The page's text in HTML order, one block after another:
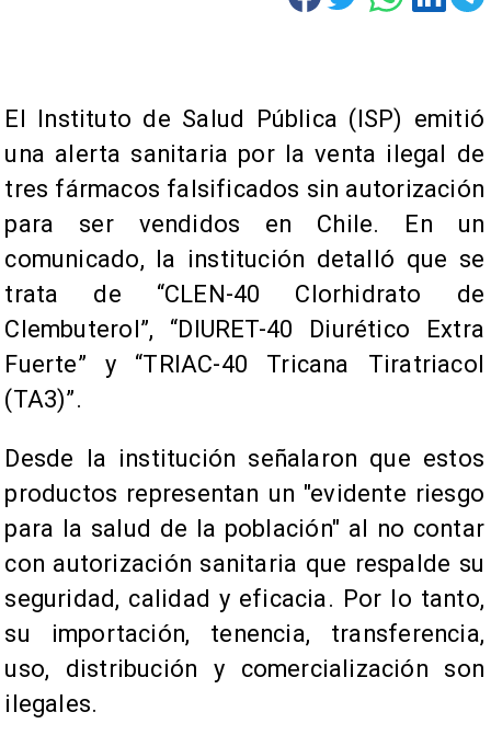
El Instituto de Salud Pública (ISP) emitió
una alerta sanitaria por la venta ilegal de
tres fármacos falsificados sin autorización
para ser vendidos en Chile. En un
comunicado, la institución detalló que se
trata de “CLEN-40 Clorhidrato de
Clembuterol”, “DIURET-40 Diurético Extra
Fuerte” y “TRIAC-40 Tricana Tiratriacol
(TA3)”.
Desde la institución señalaron que estos
productos representan un "evidente riesgo
para la salud de la población" al no contar
con autorización sanitaria que respalde su
seguridad, calidad y eficacia. Por lo tanto,
su importación, tenencia, transferencia,
uso, distribución y comercialización son
ilegales.